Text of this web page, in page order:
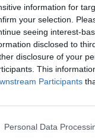
information for
your selection.
seeing interest-
disclosed to
disclosure of your
This
Participants
Personal Data
ovat